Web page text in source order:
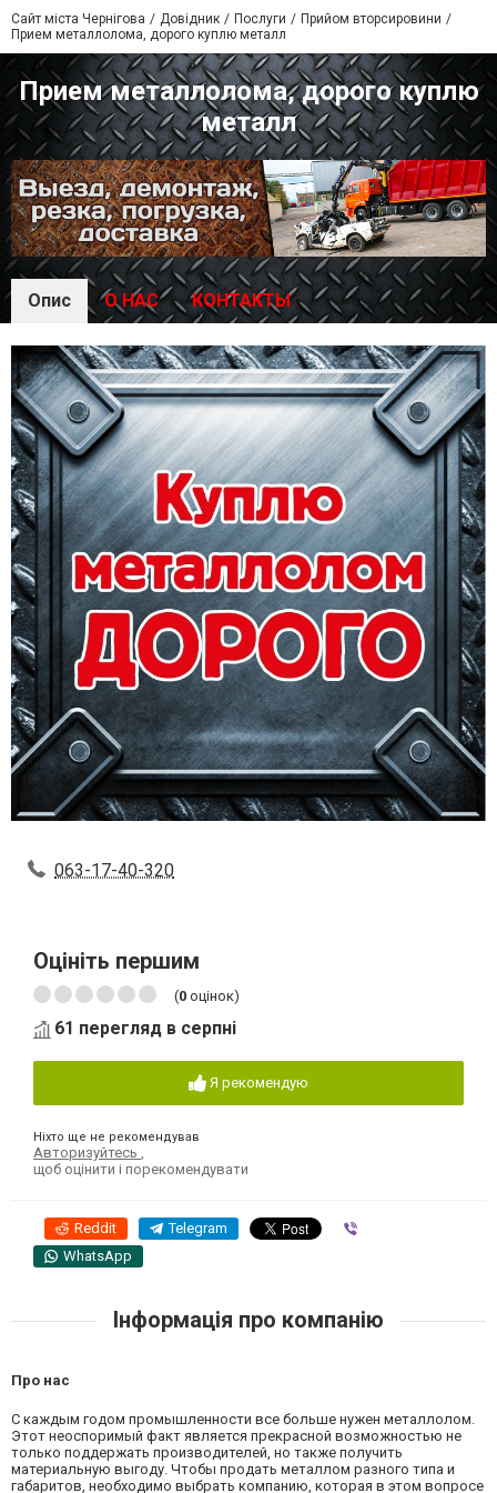
Сайт міста Чернігова Довідник Послуги
Прийом вторсировини
Прием металлолома, дорого куплю металл
Прием металлолома, дорого куплю
металл
Опис О НАС КОНТАКТЫ
063-17-40-320
Оцініть першим
(0 оцінок)
61 перегляд в серпні
Я рекомендую
Ніхто ще не рекомендував
Авторизуйтесь ,
щоб оцінити і порекомендувати
Reddit Telegram
WhatsApp
Інформація про компанію
Про нас
С каждым годом промышленности все больше нужен металлолом.
Этот неоспоримый факт является прекрасной возможностью не
только поддержать производителей, но также получить
материальную выгоду. Чтобы продать металлом разного типа и
габаритов, необходимо выбрать компанию, которая в этом вопросе